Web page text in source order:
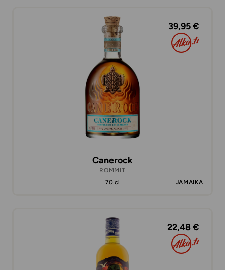
39,95 €
Canerock
ROMMIT
70 cl
JAMAIKA
22,48 €